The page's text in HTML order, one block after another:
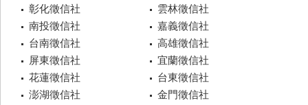
彰化徵信社
雲林徵信社
南投徵信社
嘉義徵信社
台南徵信社
高雄徵信社
屏東徵信社
宜蘭徵信社
花蓮徵信社
台東徵信社
澎湖徵信社
金門徵信社